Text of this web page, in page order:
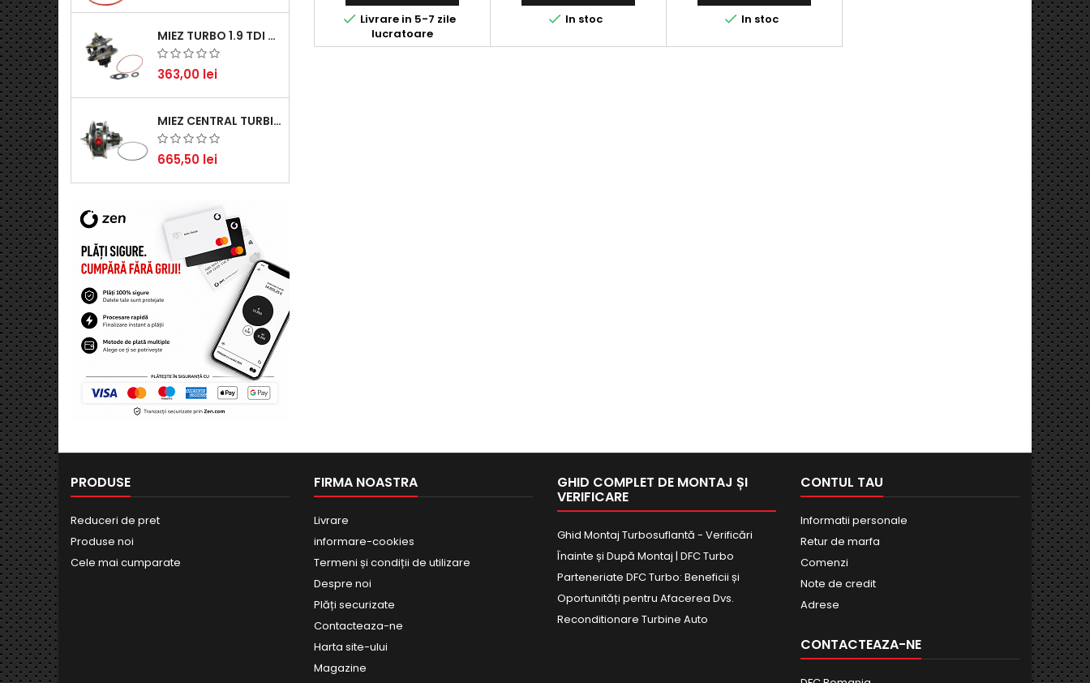
MIEZ TURBO 1.9 TDI - PERFORMANȚĂ FIABILĂ PENTRU AUDI, SEAT, SKODA ȘI VW
363,00 lei
MIEZ CENTRAL TURBINĂ SUZUKI GRAND ESCUDO II 1.9 DDIS TRACȚIUNE INTEGRALĂ - MOTORIZARE 1.9L, 95 KW (129 CP)
665,50 lei
 Livrare in 5-7 zile
lucratoare
 In stoc  In stoc
PRODUSE
Reduceri de pret
Produse noi
Cele mai cumparate
FIRMA NOASTRA
Livrare
informare-cookies
Termeni și condiții de utilizare
Despre noi
Plăți securizate
Contacteaza-ne
Harta site-ului
Magazine
GHID COMPLET DE MONTAJ ȘI
VERIFICARE
Ghid Montaj Turbosuflantă - Verificări
Înainte și După Montaj | DFC Turbo
Parteneriate DFC Turbo: Beneficii și
Oportunități pentru Afacerea Dvs.
Reconditionare Turbine Auto
CONTUL TAU
Informatii personale
Retur de marfa
Comenzi
Note de credit
Adrese
CONTACTEAZA-NE